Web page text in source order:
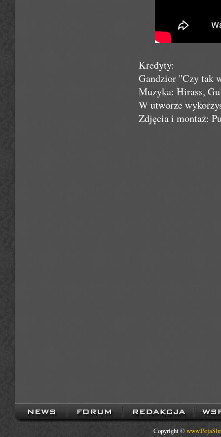
Kredyty:
Gandzior "Czy tak
Muzyka: Hirass,
W utworze
Zdjęcia i montaż:
Copyright ©